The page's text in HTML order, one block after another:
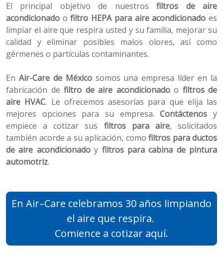
El principal objetivo de nuestrosfiltros de aire
acondicionado ofiltro HEPA para aire acondicionado es
limpiar el aire que respira usted y su familia, mejorar su
calidad y eliminar posibles malos olores, así como
gérmenes o partículas contaminantes.
En Air-Care de Méxicosomos una empresa líder en la
fabricación de filtro de aire acondicionadoo filtros de
aire HVAC. Le ofrecemos asesorías para que elija las
mejores opciones para su empresa.Contáctenos y
empiece a cotizar sus filtros para aire, solicitados
también acorde a su aplicación, como filtros para ductos
de aire acondicionadoy filtros para cabina de pintura
automotriz.
En Air–Care celebramos 30 años limpiando
el aire que respira.
Comience a cotizar aquí.